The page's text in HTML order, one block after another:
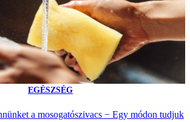
EGÉSZSÉG
a mosogatószivacs − Egy módon tudjuk